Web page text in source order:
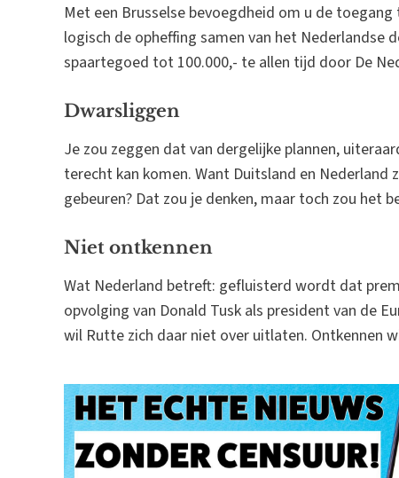
Met een Brusselse bevoegdheid om u de
logisch de opheffing samen van het
spaartegoed tot 100.000,- te allen tijd door De
Dwarsliggen
Je zou zeggen dat van dergelijke plannen,
terecht kan komen. Want Duitsland en
gebeuren? Dat zou je denken, maar toch zou het
Niet ontkennen
Wat Nederland betreft: gefluisterd wordt dat
opvolging van Donald Tusk als president van de
wil Rutte zich daar niet over uitlaten. Ontkennen